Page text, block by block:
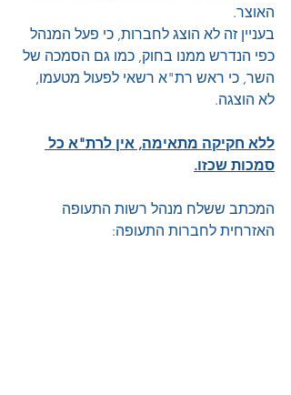
האוצר.
בעניין זה לא הוצג לחברות, כי פעל המנהל
כפי הנדרש ממנו בחוק, כמו גם הסמכה של
השר, כי ראש רת"א רשאי לפעול מטעמו,
לא הוצגה.
ללא חקיקה מתאימה, אין לרת"א כל
סמכות שכזו.
המכתב ששלח מנהל רשות התעופה
האזרחית לחברות התעופה: